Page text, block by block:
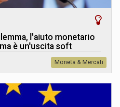
l'aiuto monetario
è un'uscita soft
Moneta & Mercati